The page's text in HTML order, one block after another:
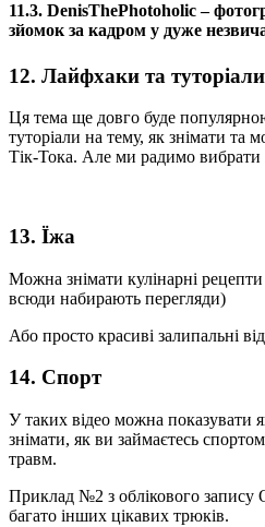
11.3. DenisThePhotoholic –
зйомок за кадром у дуже
12. Лайфхаки та туторіали
Ця тема ще довго буде
туторіали на тему, як знімати та
Тік-Тока. Але ми радимо вибрати
13. Їжа
Можна знімати кулінарні
всюди набирають перегляди)
Або просто красиві залипальні
14. Спорт
У таких відео можна показувати
знімати, як ви займаєтесь
травм.
Приклад №2 з облікового запису
багато інших цікавих трюків.